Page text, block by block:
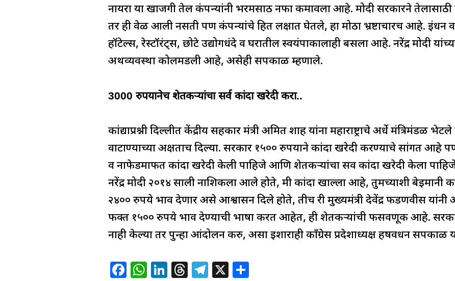
नायरा या खाजगी तेल कंपन्यांनी भरमसाठ नफा कमावला आहे. मोदी सरकारने
तर ही वेळ आली नसती पण कंपन्यांचे हित लक्षात घेतले, हा मोठा भ्रष्टाचारच आहे. इंधन
हॉटेल्स, रेस्टॉरंट्स, छोटे उद्योगधंदे व घरातील स्वयंपाकालाही बसला आहे. नरेंद्र मोदी
अर्थव्यवस्था कोलमडली आहे, असेही सपकाळ म्हणाले.
3000 रुपयानेच शेतकऱ्यांचा सर्व कांदा खरेदी करा..
कांद्याप्रश्नी दिल्लीत केंद्रीय सहकार मंत्री अमित शाह यांना महाराष्ट्राचे अर्धे मंत्रिमंडळ भेटले
वाटाण्याच्या अक्षताच दिल्या. सरकार १५०० रुपयाने कांदा खरेदी करण्याचे सांगत आहे
व नाफेडमार्फत कांदा खरेदी केली पाहिजे आणि शेतकऱ्यांचा सर्व कांदा खरेदी केला
नरेंद्र मोदी २०१४ साली नाशिकला आले होते, मी कांदा खाल्ला आहे, तुमच्याशी बेईमानी
२४०० रुपये भाव देणार असे आश्वासन दिले होते, तीच री मुख्यमंत्री देवेंद्र फडणवीस
फक्त १५०० रुपये भाव देण्याची भाषा करत आहेत, ही शेतकऱ्यांची फसवणूक आहे.
नाही केल्या तर पुन्हा आंदोलन करु, असा इशाराही काँग्रेस प्रदेशाध्यक्ष हर्षवर्धन सपकाळ
F W Li T T X